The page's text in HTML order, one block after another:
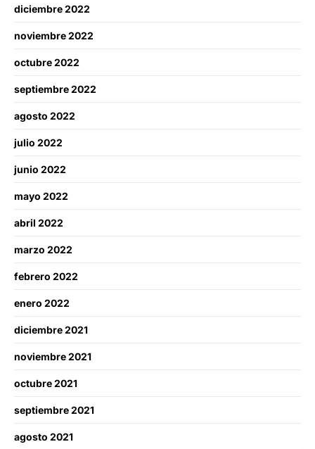
diciembre 2022
noviembre 2022
octubre 2022
septiembre 2022
agosto 2022
julio 2022
junio 2022
mayo 2022
abril 2022
marzo 2022
febrero 2022
enero 2022
diciembre 2021
noviembre 2021
octubre 2021
septiembre 2021
agosto 2021